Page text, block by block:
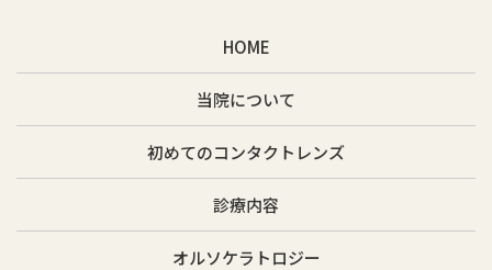
HOME
当院について
初めてのコンタクトレンズ
診療内容
オルソケラトロジー